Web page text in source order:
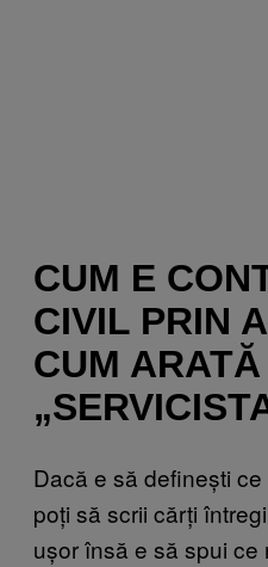
CUM E
CIVIL PRIN
CUM ARATĂ
Dacă e să definești
poți să scrii cărți
ușor însă e să spui ce